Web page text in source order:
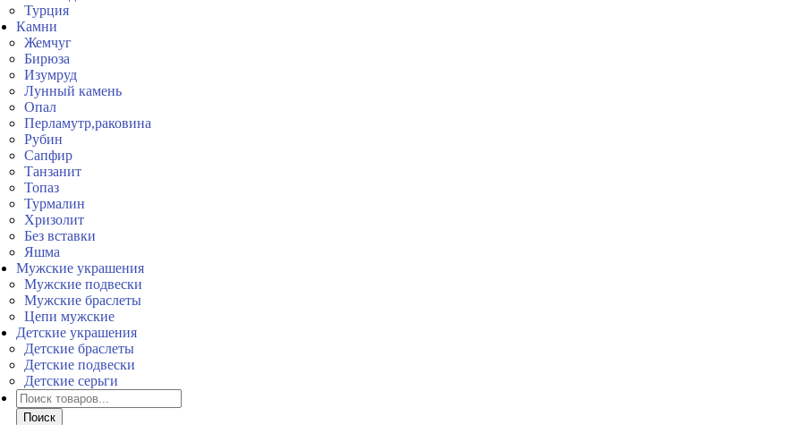
Турция
Камни
Жемчуг
Бирюза
Изумруд
Лунный камень
Опал
Перламутр,раковина
Рубин
Сапфир
Танзанит
Топаз
Турмалин
Хризолит
Без вставки
Яшма
Мужские украшения
Мужские подвески
Мужские браслеты
Цепи мужские
Детские украшения
Детские браслеты
Детские подвески
Детские серьги
Поиск
товаров
Поиск